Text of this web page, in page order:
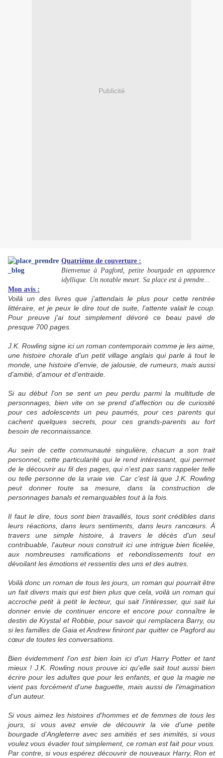
Publicité
Quatrième de couverture :
Bienvenue à Pagford, petite bourgade en apparence
idyllique. Un notable meurt. Sa place est à prendre...
Mon avis :
Voilà un des livres que j'attendais le plus pour cette rentrée
littéraire, et je peux le dire tout de suite, l'attente valait le coup.
Pour preuve j'ai tout simplement dévoré ce beau pavé de
presque 700 pages.
J.K. Rowling signe ici un roman contemporain comme je les aime,
une histoire chorale d'un petit village anglais qui parle à tout le
monde, une histoire d'envie, de jalousie, de rumeurs, mais aussi
d'amitié, d'amour et d'entraide.
Si au début l'on se sent un peu perdu parmi la multitude de
personnages, bien vite on se prend d'affection ou de curiosité
pour ces adolescents un peu paumés, pour ces parents qui
cachent quelques secrets, pour ces grands-parents au fort
besoin de reconnaissance.
Au sein de cette communauté singulière, chacun a son trait
personnel, cette particularité qui le rend intéressant, qui permet
de le découvrir au fil des pages, qui n'est pas sans rappeler telle
ou telle personne de la vraie vie. Car c'est là que J.K. Rowling
peut donner toute sa mesure, dans la construction de
personnages banals et remarquables tout à la fois.
Il faut le dire, tous sont bien travaillés, tous sont crédibles dans
leurs réactions, dans leurs sentiments, dans leurs rancœurs. À
travers une simple histoire, à travers le décès d'un seul
contribuable, l'auteur nous construit ici une intrigue bien ficelée,
aux nombreuses ramifications et rebondissements tout en
dévoilant les émotions et ressentis des uns et des autres.
Voilà donc un roman de tous les jours, un roman qui pourrait être
un fait divers mais qui est bien plus que cela, voilà un roman qui
accroche petit à petit le lecteur, qui sait l'intéresser, qui sait lui
donner envie de continuer encore et encore pour connaître le
destin de Krystal et Robbie, pour savoir qui remplacera Barry, ou
si les familles de Gaia et Andrew finiront par quitter ce Pagford au
cœur de toutes les conversations.
Bien évidemment l'on est bien loin ici d'un Harry Potter et tant
mieux ! J.K. Rowling nous prouve ici qu'elle sait tout aussi bien
écrire pour les adultes que pour les enfants, et que la magie ne
vient pas forcément d'une baguette, mais aussi de l'imagination
d'un auteur.
Si vous aimez les histoires d'hommes et de femmes de tous les
jours, si vous avez envie de découvrir la vie d'une petite
bourgade d'Angleterre avec ses amitiés et ses inimités, si vous
voulez vous évader tout simplement, ce roman est fait pour vous.
Par contre, si vous espérez découvrir de nouveaux Harry, Ron et